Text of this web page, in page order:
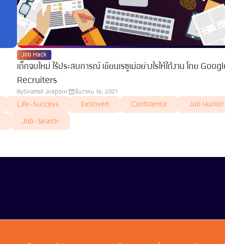
Job Hack
เด็กจบใหม่ ไร้ประสบการณ์ เขียนเรซูเม่อย่างไรให้ได้งาน โดย
Recruiters
BySiramol Jiraporn ธันวาคม 16, 2021
Life-Success Extrovert Confidence Job Hunter
Job-Search
talentsauce@techsauce.co 02-001-5375 06-4658-9500